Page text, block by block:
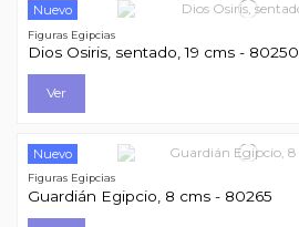
Nuevo
Figuras Egipcias
Dios Osiris, sentado, 19 cms - 80250
Ver
Nuevo
Figuras Egipcias
Guardián Egipcio, 8 cms - 80265